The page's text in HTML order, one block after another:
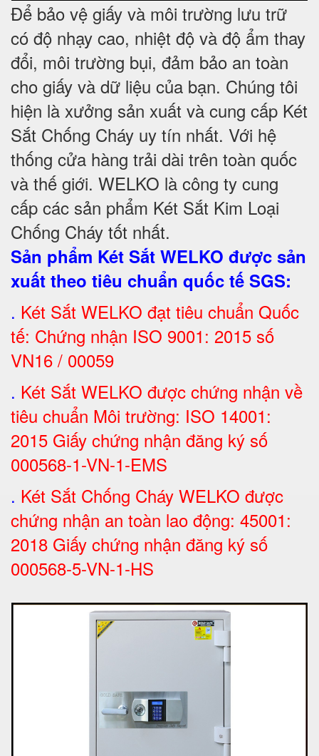
Để bảo vệ giấy và môi trường lưu trữ
có độ nhạy cao, nhiệt độ và độ ẩm thay
đổi, môi trường bụi, đảm bảo an toàn
cho giấy và dữ liệu của bạn. Chúng tôi
hiện là xưởng sản xuất và cung cấp Két
Sắt Chống Cháy uy tín nhất. Với hệ
thống cửa hàng trải dài trên toàn quốc
và thế giới. WELKO là công ty cung
cấp các sản phẩm Két Sắt Kim Loại
Chống Cháy tốt nhất.
Sản phẩm Két Sắt WELKO được sản
xuất theo tiêu chuẩn quốc tế SGS:
. Két Sắt WELKO đạt tiêu chuẩn Quốc
tế: Chứng nhận ISO 9001: 2015 số
VN16 / 00059
. Két Sắt WELKO được chứng nhận về
tiêu chuẩn Môi trường: ISO 14001:
2015 Giấy chứng nhận đăng ký số
000568-1-VN-1-EMS
. Két Sắt Chống Cháy WELKO được
chứng nhận an toàn lao động: 45001:
2018 Giấy chứng nhận đăng ký số
000568-5-VN-1-HS